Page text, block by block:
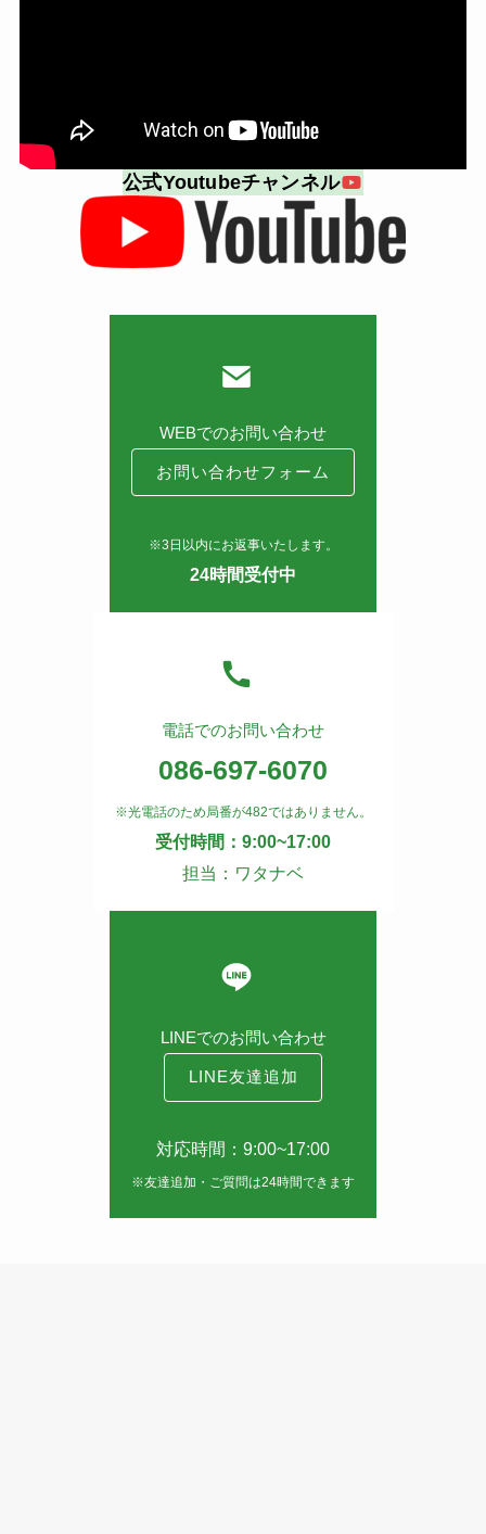
公式Youtubeチャンネル
WEBでのお問い合わせ
お問い合わせフォーム
※3日以内にお返事いたします。
24時間受付中
電話でのお問い合わせ
086-697-6070
※光電話のため局番が482ではありません。
受付時間：9:00~17:00
担当：ワタナベ
LINEでのお問い合わせ
LINE友達追加
対応時間：9:00~17:00
※友達追加・ご質問は24時間できます